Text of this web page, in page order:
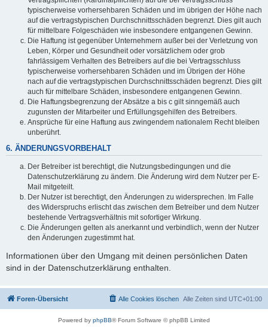
typischerweise vorhersehbaren Schäden und im übrigen der Höhe nach
auf die vertragstypischen Durchschnittsschäden begrenzt. Dies gilt auch
für mittelbare Folgeschäden wie insbesondere entgangenen Gewinn.
Die Haftung ist gegenüber Unternehmern außer bei der Verletzung von
Leben, Körper und Gesundheit oder vorsätzlichem oder grob
fahrlässigem Verhalten des Betreibers auf die bei Vertragsschluss
typischerweise vorhersehbaren Schäden und im Übrigen der Höhe
nach auf die vertragstypischen Durchschnittsschäden begrenzt. Dies gilt
auch für mittelbare Schäden, insbesondere entgangenen Gewinn.
Die Haftungsbegrenzung der Absätze a bis c gilt sinngemäß auch
zugunsten der Mitarbeiter und Erfüllungsgehilfen des Betreibers.
Ansprüche für eine Haftung aus zwingendem nationalem Recht bleiben
unberührt.
6. ÄNDERUNGSVORBEHALT
Der Betreiber ist berechtigt, die Nutzungsbedingungen und die
Datenschutzerklärung zu ändern. Die Änderung wird dem Nutzer per E-
Mail mitgeteilt.
Der Nutzer ist berechtigt, den Änderungen zu widersprechen. Im Falle
des Widerspruchs erlischt das zwischen dem Betreiber und dem Nutzer
bestehende Vertragsverhältnis mit sofortiger Wirkung.
Die Änderungen gelten als anerkannt und verbindlich, wenn der Nutzer
den Änderungen zugestimmt hat.
Informationen über den Umgang mit deinen persönlichen Daten
sind in der Datenschutzerklärung enthalten.
Foren-Übersicht Alle Zeiten sind UTC+01:00
Alle Cookies löschen
Powered by phpBB® Forum Software © phpBB Limited